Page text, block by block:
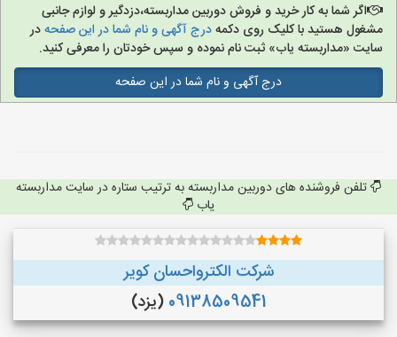
اگر شما به کار خرید و فروش دوربین مداربسته،دزدگیر و لوازم جانبی
مشغول هستید با کلیک روی دکمهدرج آگهی و نام شما در این صفحهدر
سایت «مداربسته یاب» ثبت نام نموده و سپس خودتان را معرفی کنید.
درج آگهی و نام شما در این صفحه
تلفن فروشنده های دوربین مداربسته به ترتیب ستاره در سایت مداربسته
یاب
شرکت الکترواحسان کویر
09138509541 (یزد)